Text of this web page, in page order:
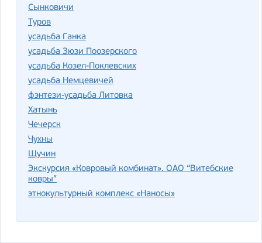
Сынковичи
Туров
усадь­ба Ган­ка
усадьба Зюзи Поозерского
усадьба Козел-Поклевских
усадьба Немцевичей
фэнтези-усадьба Литовка
Хатынь
Чечерск
Чухны
Щучин
Экскурсия «Ковровый комбинат». ОАО “Витебские
ковры”
этнокультурный комплекс «Наносы»